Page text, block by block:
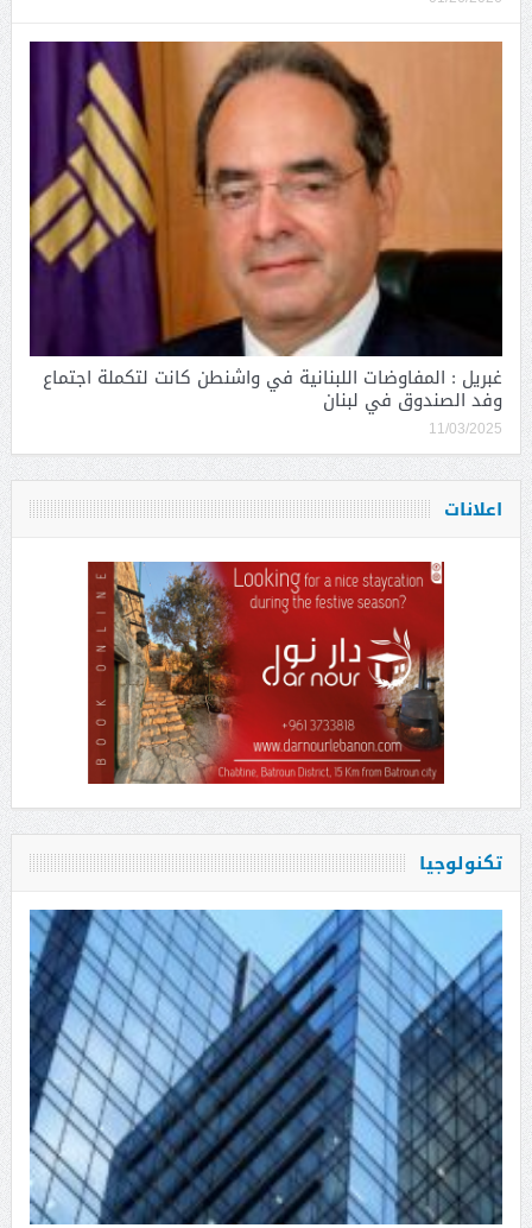
غبريل : المفاوضات اللبنانية في واشنطن كانت لتكملة اجتماع
وفد الصندوق في لبنان
11/03/2025
اعلانات
تكنولوجيا